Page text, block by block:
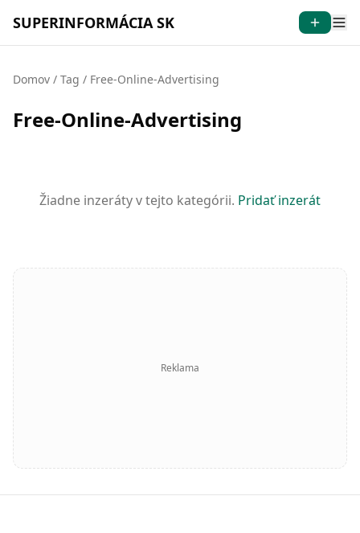
SUPERINFORMÁCIA SK
Domov / Tag / Free-Online-Advertising
Free-Online-Advertising
Žiadne inzeráty v tejto kategórii. Pridať inzerát
Reklama